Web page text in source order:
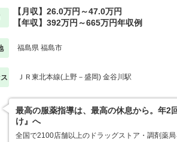
【月収】26.0万円～47.0万円
【年収】392万円～665万円年収例
福島県 福島市
ＪＲ東北本線(上野－盛岡) 金谷川駅
最高の服薬指導は、最高の休息から。年2
け』へ
全国で2100店舗以上のドラッグストア・調剤薬